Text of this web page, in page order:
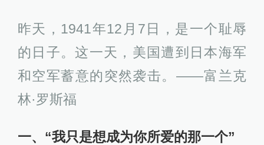
昨天，1941年12月7日，是一个耻辱
的日子。这一天，美国遭到日本海军
和空军蓄意的突然袭击。——富兰克
林·罗斯福
一、“我只是想成为你所爱的那一个”